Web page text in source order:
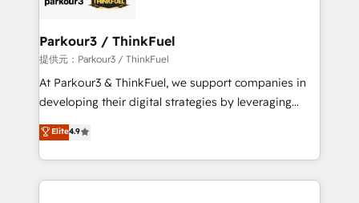
companies scale faster and smarter. 🔹 BOOMS:
Demand generation for all your buyers With BOOMS,
you invest in 100% of your buyers, accelerating your
growth and positioning yourself as an undisputed
transformation process A methodology designed to
implement HubSpot effectively and optimize your
Parkour3 / ThinkFuel
提供元：Parkour3 / ThinkFuel
At Parkour3 & ThinkFuel, we support companies in
developing their digital strategies by leveraging
technologies and automating their marketing and
sales processes to generate growth. Our offer spans
from Strategy to Operations. We specialize in CRM
onboarding and implementation, web design, sales
Elite4.9